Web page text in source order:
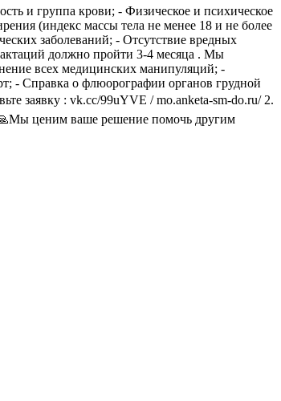
и группа крови; - Физическое и психическое
(индекс массы тела не менее 18 и не более
заболеваний; - Отсутствие вредных
должно пройти 3-4 месяца . Мы
всех медицинских манипуляций; -
- Справка о флюорографии органов грудной
заявку : vk.cc/99uYVE / mo.anketa-sm-do.ru/ 2.
🙏Мы ценим ваше решение помочь другим